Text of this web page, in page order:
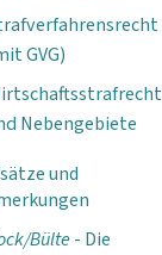
GVG)
Nebengebiete
und
Bülte- Die